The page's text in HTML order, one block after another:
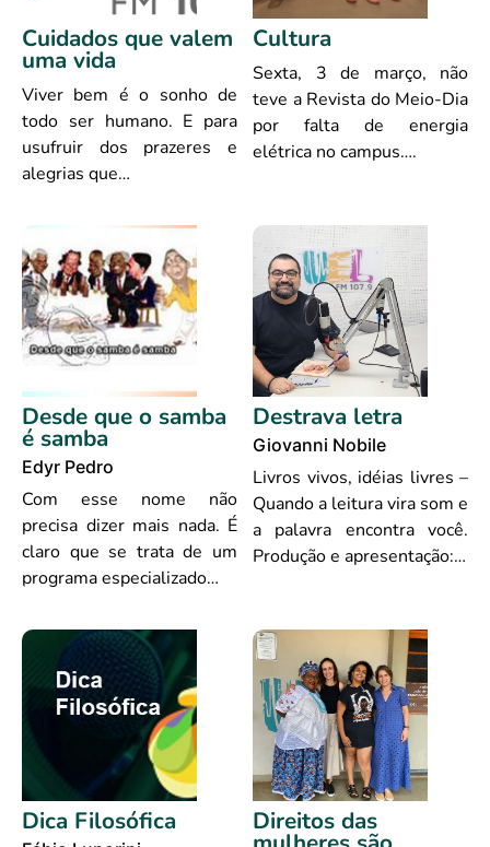
Cuidados que valem
uma vida
Viver bem é o sonho de
todo ser humano. E para
usufruir dos prazeres e
alegrias que…
Cultura
Sexta, 3 de março, não
teve a Revista do Meio-Dia
por falta de energia
elétrica no campus….
Desde que o samba
é samba
Edyr Pedro
Com esse nome não
precisa dizer mais nada. É
claro que se trata de um
programa especializado…
Destrava letra
Giovanni Nobile
Livros vivos, idéias livres –
Quando a leitura vira som e
a palavra encontra você.
Produção e apresentação:…
Dica Filosófica Direitos das